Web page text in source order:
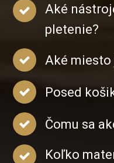
Aké
pletenie?
Aké
Posed
Čomu sa
Koľko